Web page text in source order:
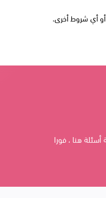
أو أي شروط أخرى.
هنا ، فورا